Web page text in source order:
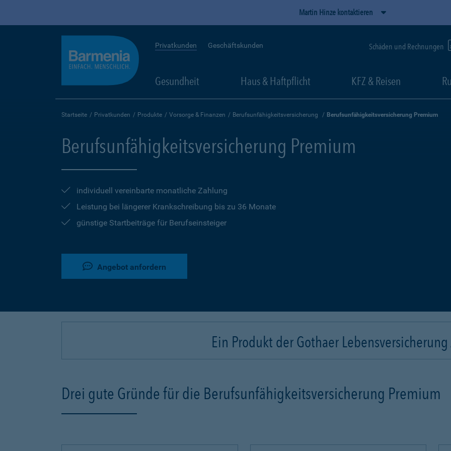
Martin Hinze kontaktieren
Privatkunden Geschäftskunden Schäden und Rechnungen
Gesundheit Haus & Haftpflicht KFZ & Reisen
Startseite Privatkunden Produkte Vorsorge & Finanzen Berufsunfähigkeitsversicherung Berufsunfähigkeitsversicherung Premium
Berufsunfähigkeitsversicherung Premium
individuell vereinbarte monatliche Zahlung
Leistung bei längerer Krankschreibung bis zu 36 Monate
günstige Startbeiträge für Berufseinsteiger
Angebot anfordern
Ein Produkt der Gothaer Lebensversicherung
Drei gute Gründe für die Berufsunfähigkeitsversicherung Premium